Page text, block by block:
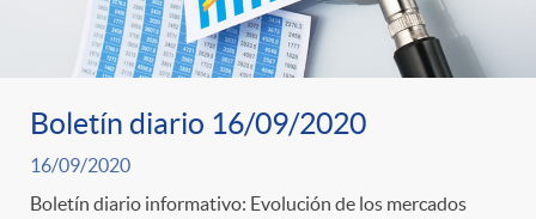
Boletín diario 16/09/2020
16/09/2020
Boletín diario informativo: Evolución de los mercados